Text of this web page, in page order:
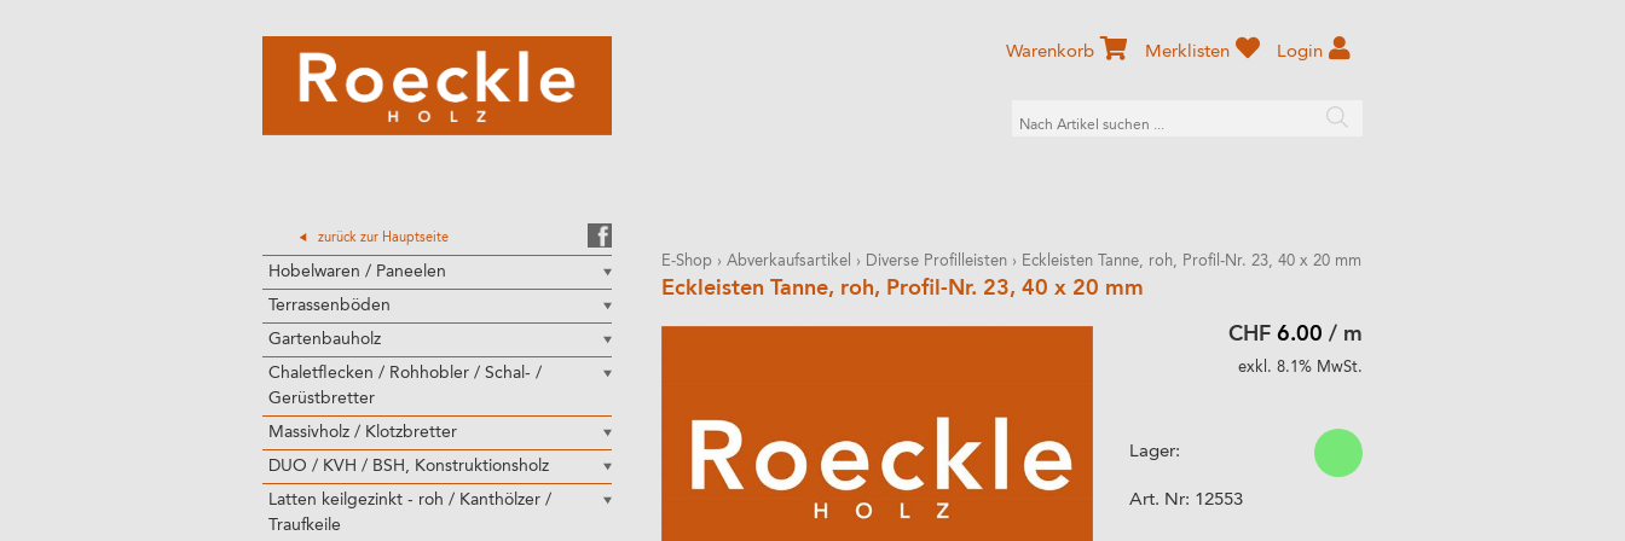
zurück zur Hauptseite
Hobelwaren / Paneelen
Terrassenböden
Gartenbauholz
Chaletflecken / Rohhobler / Schal- /
Gerüstbretter
Massivholz / Klotzbretter
DUO / KVH / BSH, Konstruktionsholz
Latten keilgezinkt - roh / Kanthölzer /
Traufkeile
Warenkorb Merklisten Login
E-Shop › Abverkaufsartikel › Diverse Profilleisten › Eckleisten Tanne, roh, Profil-Nr. 23, 40 x 20 mm
Eckleisten Tanne, roh, Profil-Nr. 23, 40 x 20 mm
CHF 6.00 / m
exkl. 8.1% MwSt.
Lager:
Art. Nr: 12553